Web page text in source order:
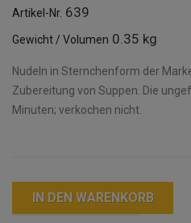
Artikel-Nr. 639
Gewicht / Volumen 0.35 kg
Nudeln in Sternchenform der
Zubereitung von Suppen. Die
Minuten; verkochen nicht.
IN DEN WARENKORB